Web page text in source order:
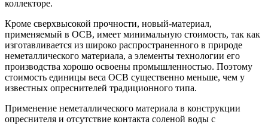
коллекторе.
Кроме сверхвысокой прочности, новый-материал,
применяемый в ОСВ, имеет минимальную стоимость, так как
изготавливается из широко распространенного в природе
неметаллического материала, а элементы технологии его
производства хорошо освоены промышленностью. Поэтому
стоимость единицы веса ОСВ существенно меньше, чем у
известных опреснителей традиционного типа.
Применение неметаллического материала в конструкции
опреснителя и отсутствие контакта соленой воды с